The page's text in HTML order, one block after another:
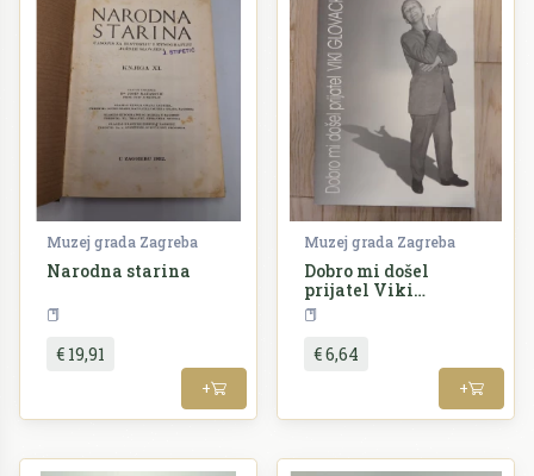
Muzej grada Zagreba
Narodna starina
€ 19,91
+
Muzej grada Zagreba
Dobro mi došel
prijatel Viki
Glovacki
€ 6,64
+